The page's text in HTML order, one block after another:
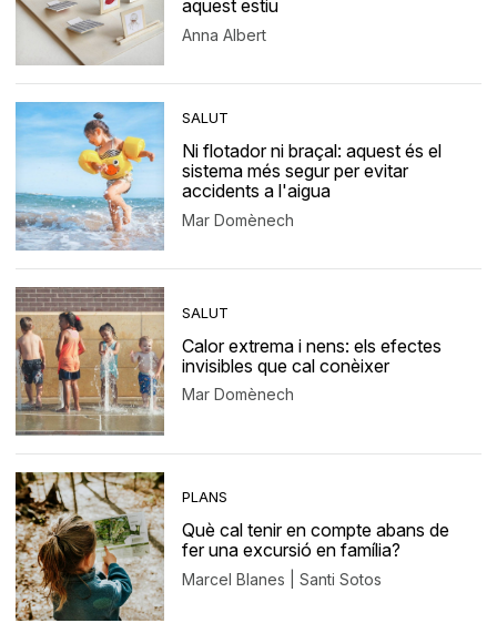
aquest estiu
Anna Albert
SALUT
Ni flotador ni braçal: aquest és el
sistema més segur per evitar
accidents a l'aigua
Mar Domènech
SALUT
Calor extrema i nens: els efectes
invisibles que cal conèixer
Mar Domènech
PLANS
Què cal tenir en compte abans de
fer una excursió en família?
Marcel Blanes | Santi Sotos